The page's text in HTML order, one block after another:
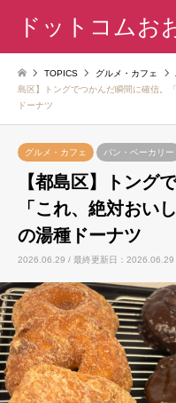
ドットコムお
TOPICS グルメ・カフェ
島区】トングでつかんだ瞬間に確信。
ドーナツ
グルメ・カフェ パン・ベーカリー
【都島区】トング
「これ、絶対おい
の湯種ドーナツ
2026.06.29 / 最終更新日：2026.06.29